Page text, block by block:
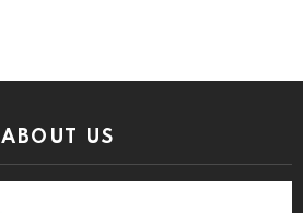
ABOUT US